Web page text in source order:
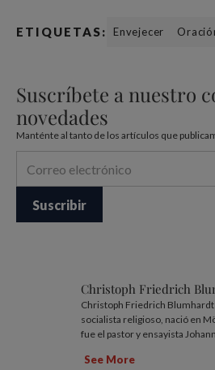
ETIQUETAS: Envejecer
Suscríbete a nuestro
novedades
Manténte al tanto de los artículos que
Christoph Friedrich
Christoph Friedrich
socialista religioso, nació en
fue el pastor y ensayista
See More